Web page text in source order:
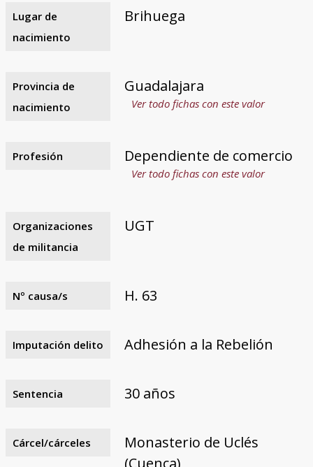
Lugar de
nacimiento
Brihuega
Provincia de
nacimiento
Guadalajara
Ver todo fichas con este valor
Profesión Dependiente de comercio
Ver todo fichas con este valor
Organizaciones
de militancia
UGT
Nº causa/s H. 63
Imputación delito Adhesión a la Rebelión
Sentencia 30 años
Cárcel/cárceles
Monasterio de Uclés
(Cuenca)